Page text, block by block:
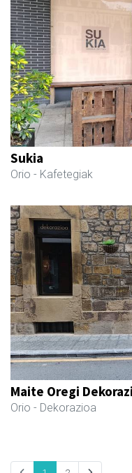
Sukia
Orio - Kafetegiak
Maite Oregi
Orio - Dekorazioa